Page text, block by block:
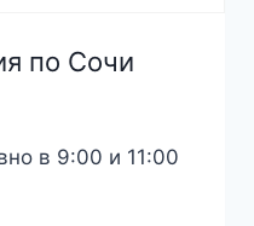
по Сочи
в 9:00 и 11:00